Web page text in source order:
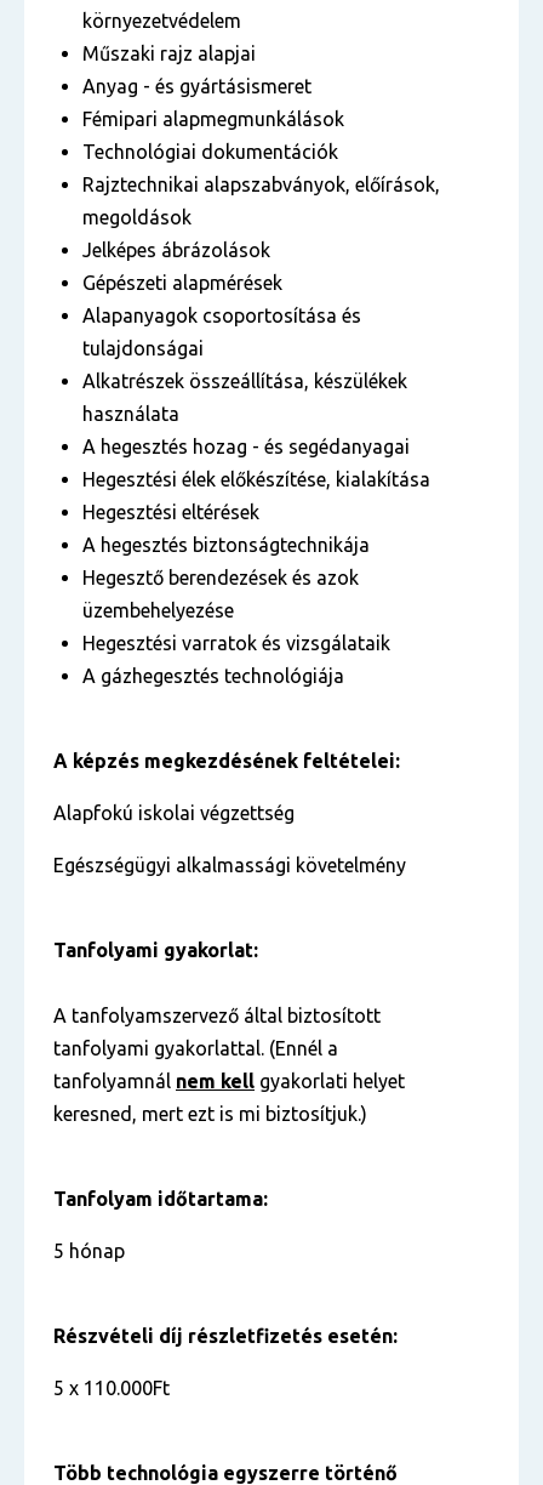
környezetvédelem
Műszaki rajz alapjai
Anyag - és gyártásismeret
Fémipari alapmegmunkálások
Technológiai dokumentációk
Rajztechnikai alapszabványok, előírások,
megoldások
Jelképes ábrázolások
Gépészeti alapmérések
Alapanyagok csoportosítása és
tulajdonságai
Alkatrészek összeállítása, készülékek
használata
A hegesztés hozag - és segédanyagai
Hegesztési élek előkészítése, kialakítása
Hegesztési eltérések
A hegesztés biztonságtechnikája
Hegesztő berendezések és azok
üzembehelyezése
Hegesztési varratok és vizsgálataik
A gázhegesztés technológiája
A képzés megkezdésének feltételei:
Alapfokú iskolai végzettség
Egészségügyi alkalmassági követelmény
Tanfolyami gyakorlat:
A tanfolyamszervező által biztosított
tanfolyami gyakorlattal. (Ennél a
tanfolyamnál nem kell gyakorlati helyet
keresned, mert ezt is mi biztosítjuk.)
Tanfolyam időtartama:
5 hónap
Részvételi díj részletfizetés esetén:
5 x 110.000Ft
Több technológia egyszerre történő